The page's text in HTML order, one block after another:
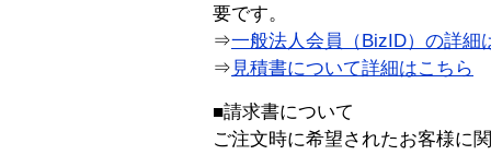
要です。
⇒一般法人会員（BizID）の詳細
⇒ 見積書について詳細はこちら
■請求書について
ご注文時に希望されたお客様に